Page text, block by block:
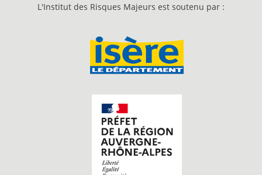
L'Institut des Risques Majeurs est soutenu par :